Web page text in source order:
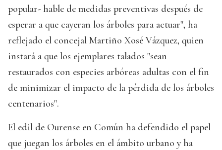
popular- hable de medidas preventivas después de
esperar a que cayeran los árboles para actuar", ha
reflejado el concejal Martiño Xosé Vázquez, quien
instará a que los ejemplares talados "sean
restaurados con especies arbóreas adultas con el fin
de minimizar el impacto de la pérdida de los árboles
centenarios".
El edil de Ourense en Común ha defendido el papel
que juegan los árboles en el ámbito urbano y ha